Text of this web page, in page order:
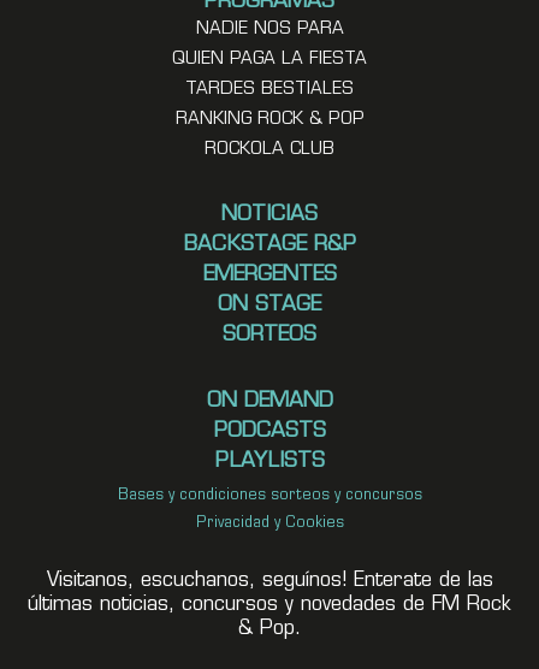
NADIE NOS PARA
QUIEN PAGA LA FIESTA
TARDES BESTIALES
RANKING ROCK & POP
ROCKOLA CLUB
NOTICIAS
BACKSTAGE R&P
EMERGENTES
ON STAGE
SORTEOS
ON DEMAND
PODCASTS
PLAYLISTS
Bases y condiciones sorteos y concursos
Privacidad y Cookies
Visitanos, escuchanos, seguínos! Enterate de las
últimas noticias, concursos y novedades de FM Rock
& Pop.